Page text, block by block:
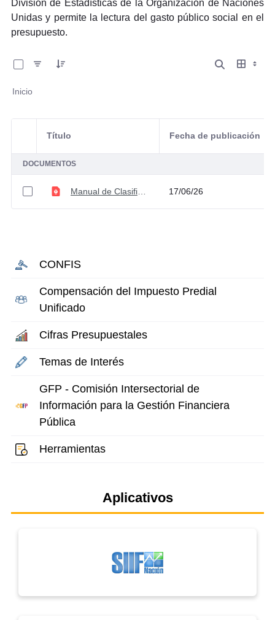
División de Estadísticas de la Organización de Naciones
Unidas y permite la lectura del gasto público social en el
presupuesto.
Inicio
Selección del elemento
Título Fecha de publicación
DOCUMENTOS
Manual de Clasificación Funcional 17/06/26
CONFIS
Compensación del Impuesto Predial
Unificado
Cifras Presupuestales
Temas de Interés
GFP - Comisión Intersectorial de
Información para la Gestión Financiera
Pública
Herramientas
Aplicativos